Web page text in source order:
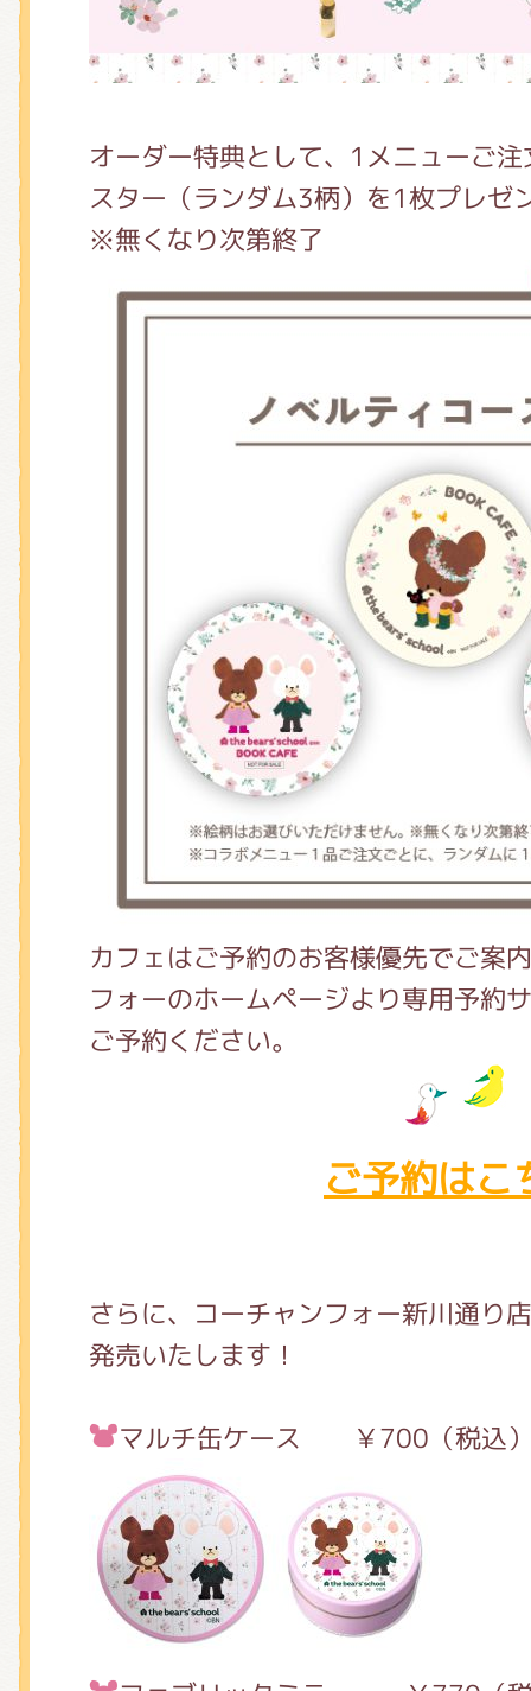
オーダー特典として、1メニューご
スター（ランダム3柄）を1枚プレゼ
※無くなり次第終了
カフェはご予約のお客様優先でご案
フォーのホームページより専用予約
ご予約ください。
ご予約はこ
さらに、コーチャンフォー新川通り
発売いたします！
マルチ缶ケース ￥700（税